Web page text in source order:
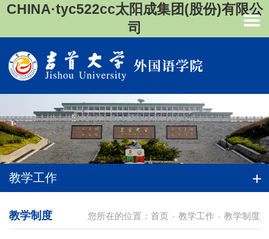
CHINA·tyc522cc太阳成集团(股份)有限公
司
教学工作
您所在的位置： 首页 - 教学工作 - 教学制度
教学制度